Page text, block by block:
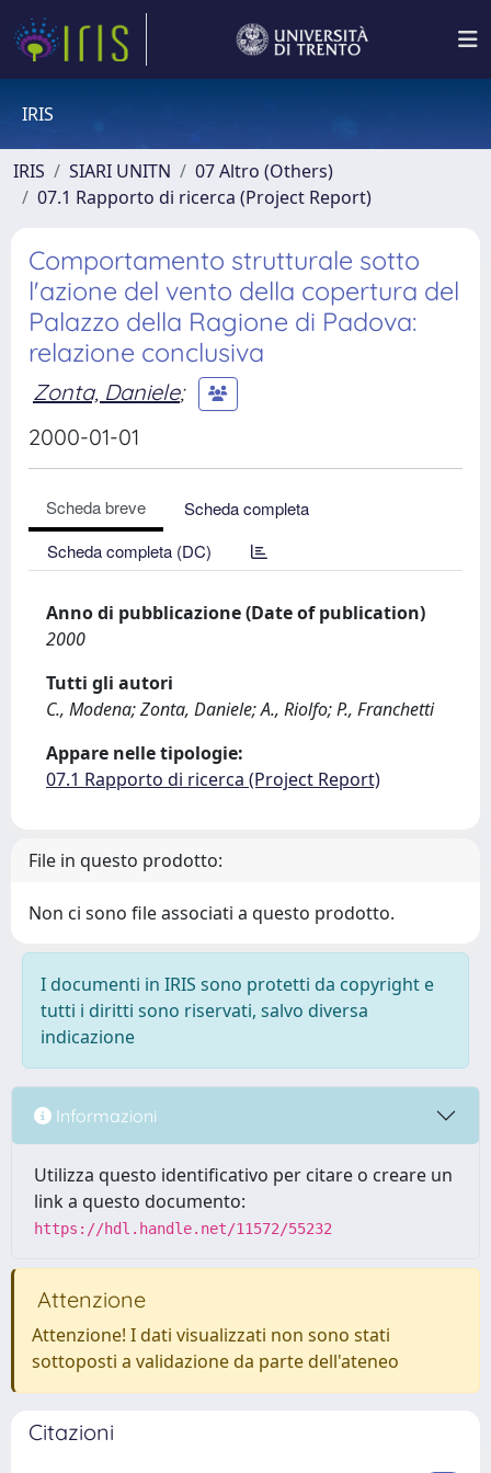
IRIS
IRIS SIARI UNITN
07 Altro (Others)
07.1 Rapporto di ricerca (Project Report)
Comportamento strutturale sotto
l'azione del vento della copertura del
Palazzo della Ragione di Padova:
relazione conclusiva
Zonta, Daniele;
2000-01-01
Scheda breve
Scheda completa
Scheda completa (DC)
Anno di pubblicazione (Date of publication)
2000
Tutti gli autori
C., Modena; Zonta, Daniele; A., Riolfo; P., Franchetti
Appare nelle tipologie:
07.1 Rapporto di ricerca (Project Report)
File in questo prodotto:
Non ci sono file associati a questo prodotto.
I documenti in IRIS sono protetti da copyright e
tutti i diritti sono riservati, salvo diversa
indicazione
Informazioni
Utilizza questo identificativo per citare o creare un
link a questo documento:
https://hdl.handle.net/11572/55232
Attenzione
Attenzione! I dati visualizzati non sono stati
sottoposti a validazione da parte dell'ateneo
Citazioni